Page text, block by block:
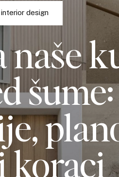
interior design
naše
šume:
koraci